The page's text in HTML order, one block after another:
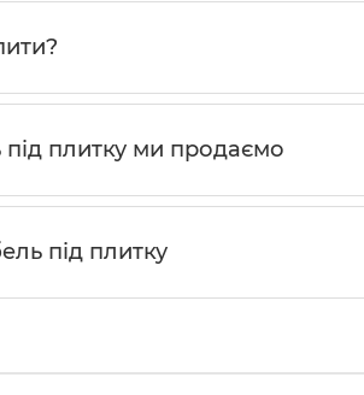
плитку ми продаємо
під плитку